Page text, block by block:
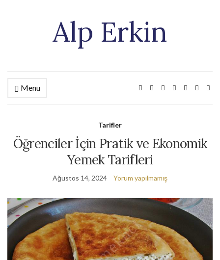
Alp Erkin
Menu
Tarifler
Öğrenciler İçin Pratik ve Ekonomik
Yemek Tarifleri
Ağustos 14, 2024 Yorum yapılmamış